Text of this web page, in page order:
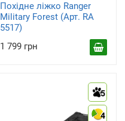
Похідне ліжко Ranger
Military Forest (Арт. RA
5517)
1 799 грн
5
4